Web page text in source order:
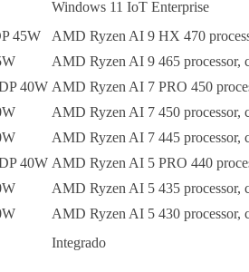
Windows 11 IoT Enterprise
45W
40W
40W
AMD Ryzen AI 9 HX 470
AMD Ryzen AI 9 465 processor,
AMD Ryzen AI 7 PRO 450
AMD Ryzen AI 7 450 processor,
AMD Ryzen AI 7 445 processor,
AMD Ryzen AI 5 PRO 440
AMD Ryzen AI 5 435 processor,
AMD Ryzen AI 5 430 processor,
Integrado